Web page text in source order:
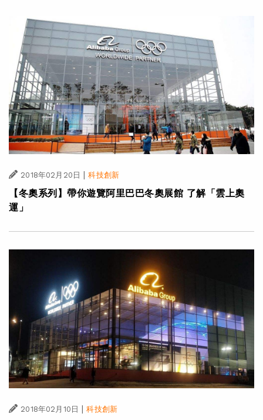
2018年02月20日 科技創新
【冬奧系列】帶你遊覽阿里巴巴冬奧展館 了解「雲上奧
運」
2018年02月10日 | 科技創新